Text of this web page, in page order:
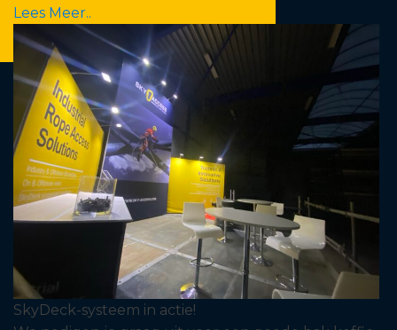
Lees Meer..
SkyDeck-systeem in actie!